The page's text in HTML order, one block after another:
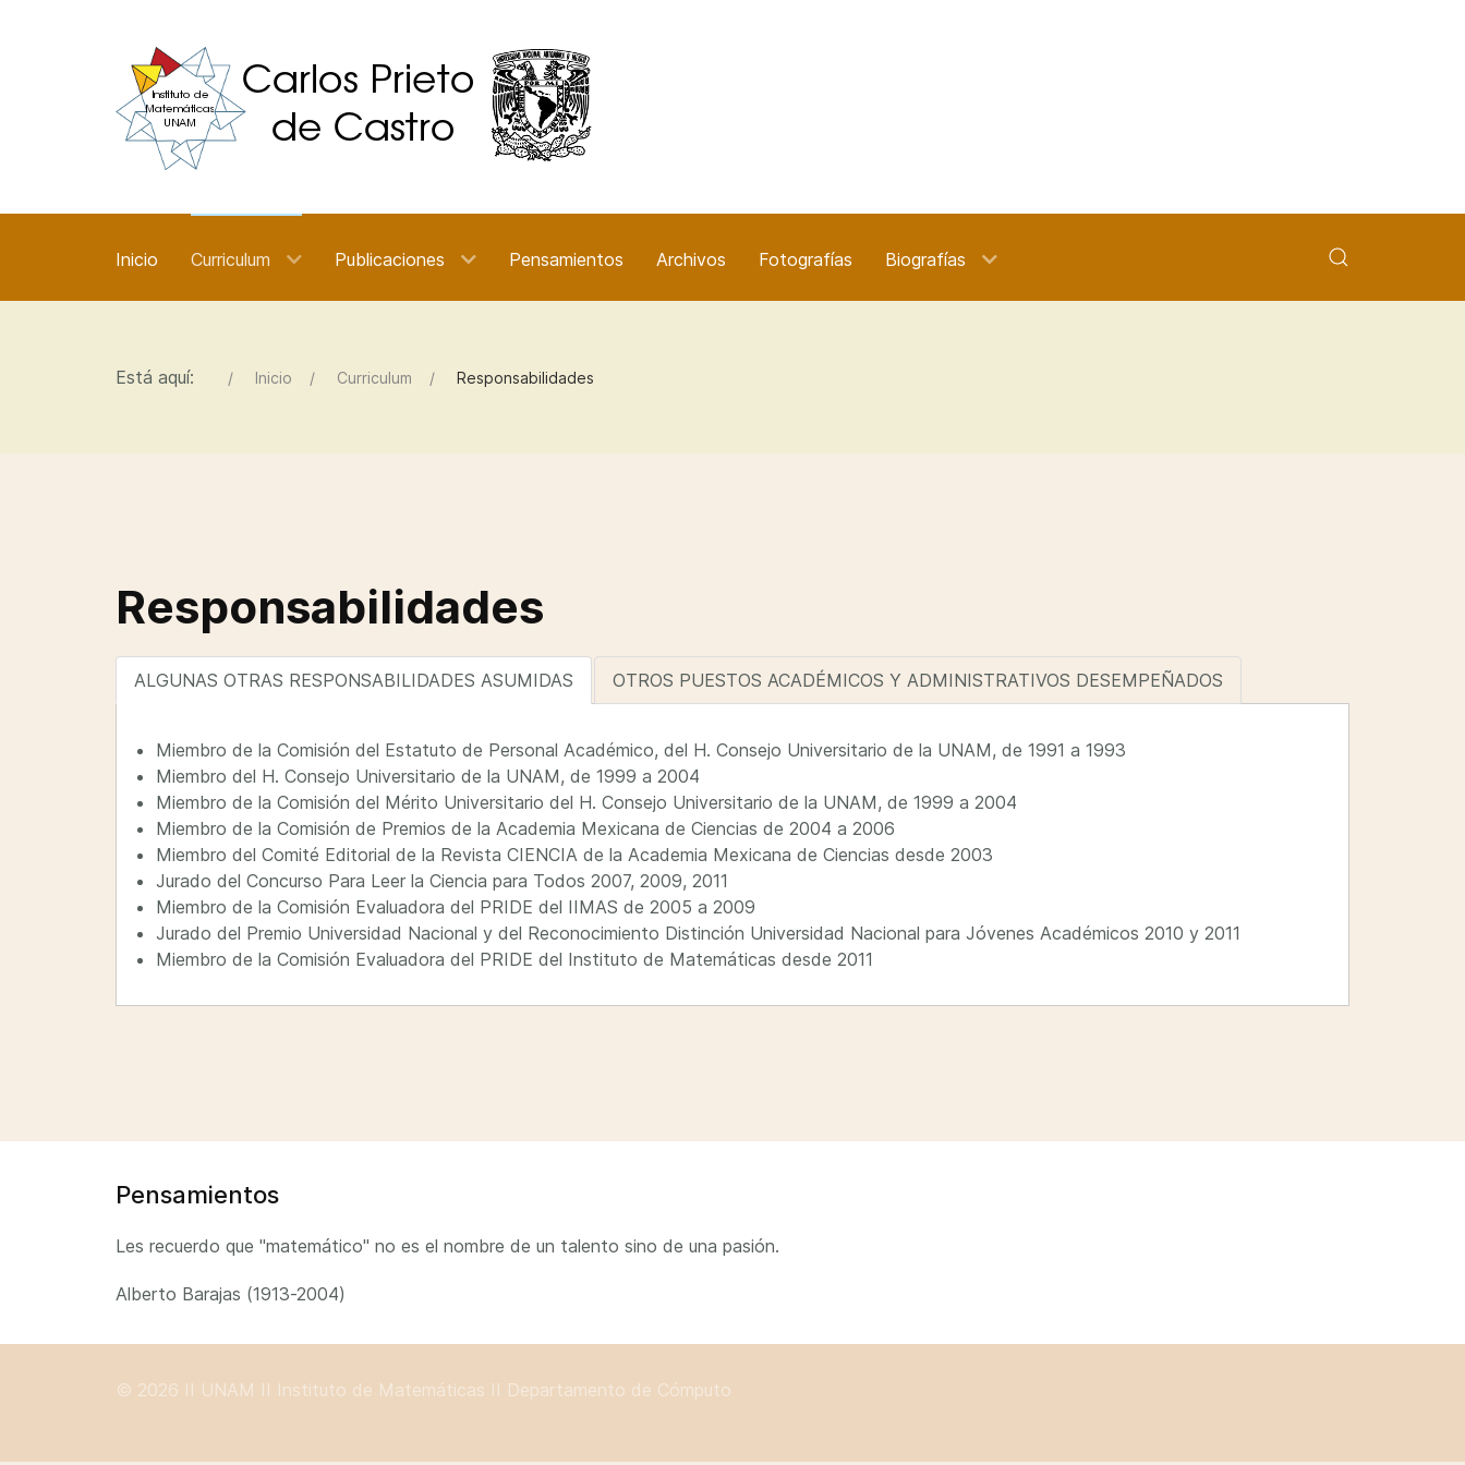
Inicio Curriculum Publicaciones Pensamientos Archivos Fotografías Biografías
Está aquí: Inicio Curriculum Responsabilidades
Responsabilidades
ALGUNAS OTRAS RESPONSABILIDADES ASUMIDAS OTROS PUESTOS ACADÉMICOS Y ADMINISTRATIVOS DESEMPEÑADOS
Miembro de la Comisión del Estatuto de Personal Académico, del H. Consejo Universitario de la UNAM, de 1991 a 1993
Miembro del H. Consejo Universitario de la UNAM, de 1999 a 2004
Miembro de la Comisión del Mérito Universitario del H. Consejo Universitario de la UNAM, de 1999 a 2004
Miembro de la Comisión de Premios de la Academia Mexicana de Ciencias de 2004 a 2006
Miembro del Comité Editorial de la Revista CIENCIA de la Academia Mexicana de Ciencias desde 2003
Jurado del Concurso Para Leer la Ciencia para Todos 2007, 2009, 2011
Miembro de la Comisión Evaluadora del PRIDE del IIMAS de 2005 a 2009
Jurado del Premio Universidad Nacional y del Reconocimiento Distinción Universidad Nacional para Jóvenes Académicos 2010 y 2011
Miembro de la Comisión Evaluadora del PRIDE del Instituto de Matemáticas desde 2011
Pensamientos
Les recuerdo que "matemático" no es el nombre de un talento sino de una pasión.
Alberto Barajas (1913-2004)
© 2026 II UNAM II Instituto de Matemáticas II Departamento de Cómputo